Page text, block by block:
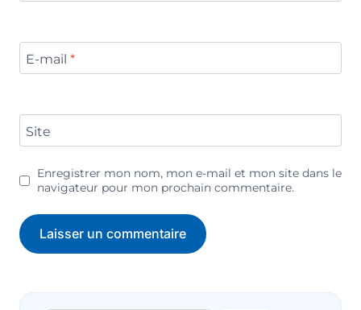
E-mail *
Site
Enregistrer mon nom, mon e-mail et mon site dans le
navigateur pour mon prochain commentaire.